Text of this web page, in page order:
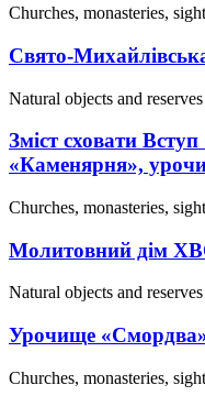
Churches, monasteries,
Свято-
Natural objects and reserves
Зміст сховати
«Каменярня»,
Churches, monasteries,
Молитовний дім
Natural objects and reserves
Урочище
Churches, monasteries,